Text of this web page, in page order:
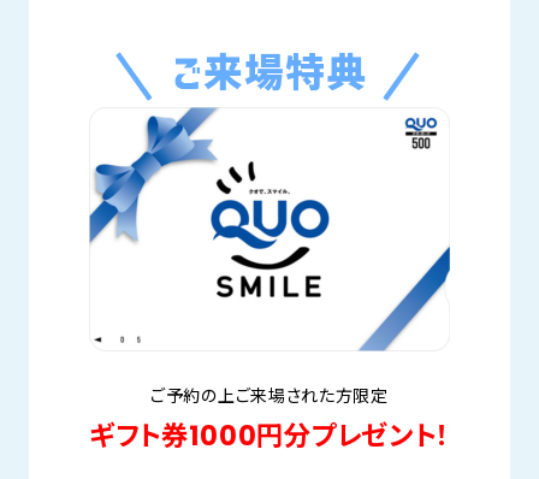
ご予約の上ご来場された方限定
ギフト券1000円分プレゼント！